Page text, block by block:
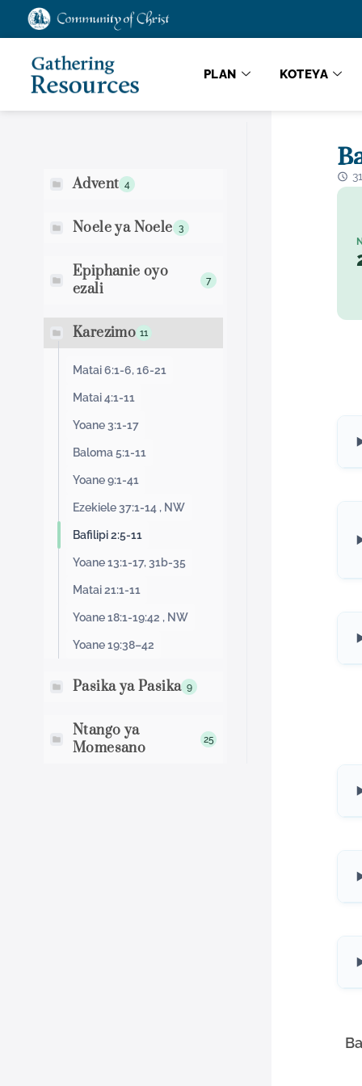
PLAN KOTEYA
Advent 4
Noele ya Noele 3
Epiphanie oyo
ezali
7
Karezimo 11
Matai 6:1-6, 16-21
Matai 4:1-11
Yoane 3:1-17
Baloma 5:1-11
Yoane 9:1-41
Ezekiele 37:1-14 , NW
Bafilipi 2:5-11
Yoane 13:1-17, 31b-35
Matai 21:1-11
Yoane 18:1-19:42 , NW
Yoane 19:38–42
Pasika ya Pasika 9
Ntango ya
Momesano
25